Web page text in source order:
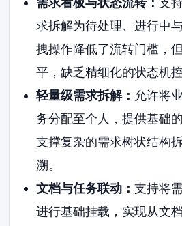
求拆解为待处理、进行中
拽操作降低了流转门槛，
平，缺乏精细化的状态机
轻量级需求拆解： 允许将
务分配至个人，提供基础
支撑复杂的需求树状结构
溯。
文档与任务联动： 支持将
进行基础挂载，实现从文